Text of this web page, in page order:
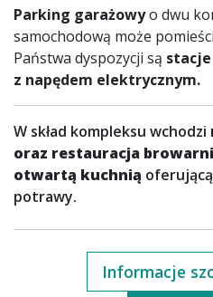
Parking garażowyo dwu
samochodową może
Państwa dyspozycji są stacje
z napędem elektrycznym.
W skład kompleksu wchodzi
oraz restauracja
otwartą kuchnią
potrawy.
Informacje